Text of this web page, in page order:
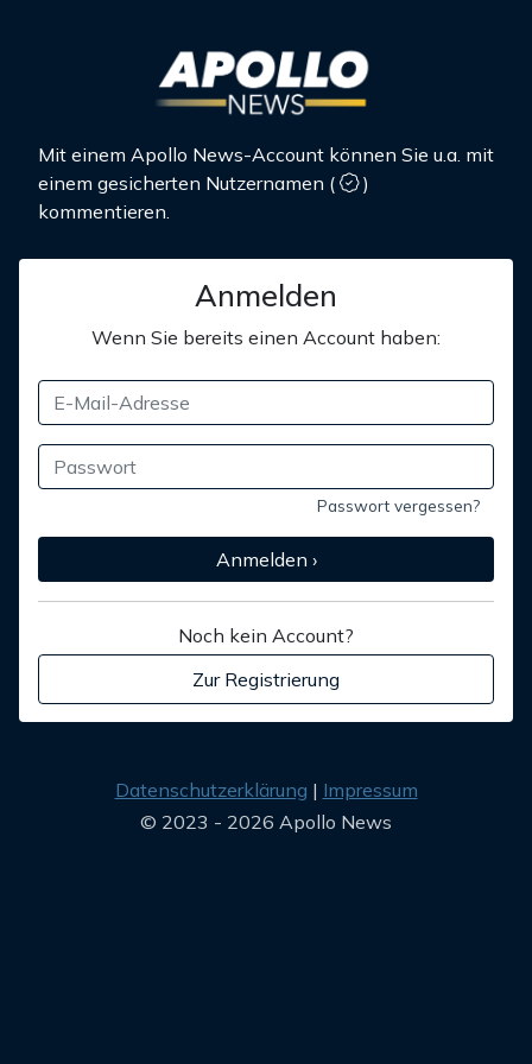
Mit einem Apollo News-Account können Sie u.a. mit
einem gesicherten Nutzernamen (
)
kommentieren.
Anmelden
Wenn Sie bereits einen Account haben:
Passwort vergessen?
Anmelden ›
Noch kein Account?
Zur Registrierung
Datenschutzerklärung
Impressum
© 2023 - 2026 Apollo News